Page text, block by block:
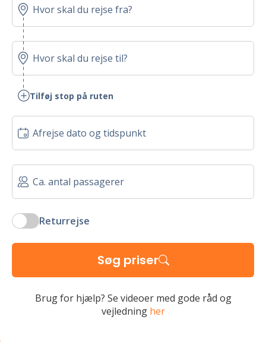
Tilføj stop på ruten
Returrejse
Søg priser
Brug for hjælp? Se videoer med gode råd og
vejledning her